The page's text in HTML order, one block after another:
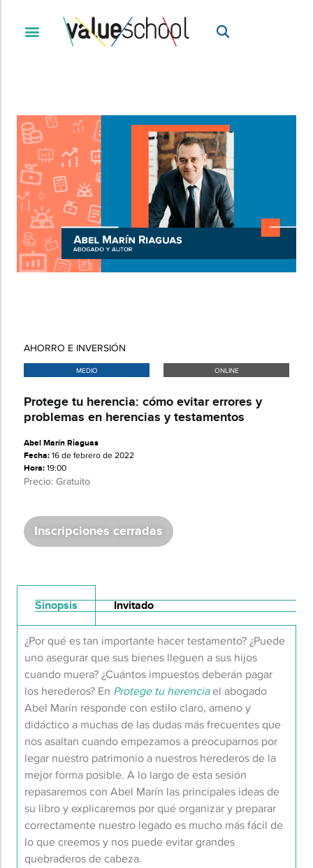
AHORRO E INVERSIÓN
MEDIO ONLINE
Protege tu herencia: cómo evitar errores y
problemas en herencias y testamentos
Abel Marín Riaguas
Fecha:16 de febrero de 2022
Hora:19:00
Precio: Gratuito
Inscripciones cerradas
Sinopsis Invitado
¿Por qué es tan importante hacer testamento?¿Puede
uno asegurar que sus bienes lleguen a sus hijos
cuando muera? ¿Cuántos impuestos deberán pagar
los herederos? En Protegetu herenciael abogado
Abel Marín responde con estilo claro, ameno y
didácticoa muchas de las dudas más frecuentes que
nos asaltan cuando empezamos a preocuparnos por
legar nuestro patrimonio a nuestros herederos de la
mejor forma posible. A lo largo de esta sesión
repasaremos con Abel Marín las principales ideas de
su libro y explicaremos por qué organizar y preparar
correctamente nuestro legado es mucho más fácil de
lo que creemos y nos puede evitar grandes
quebraderos de cabeza.